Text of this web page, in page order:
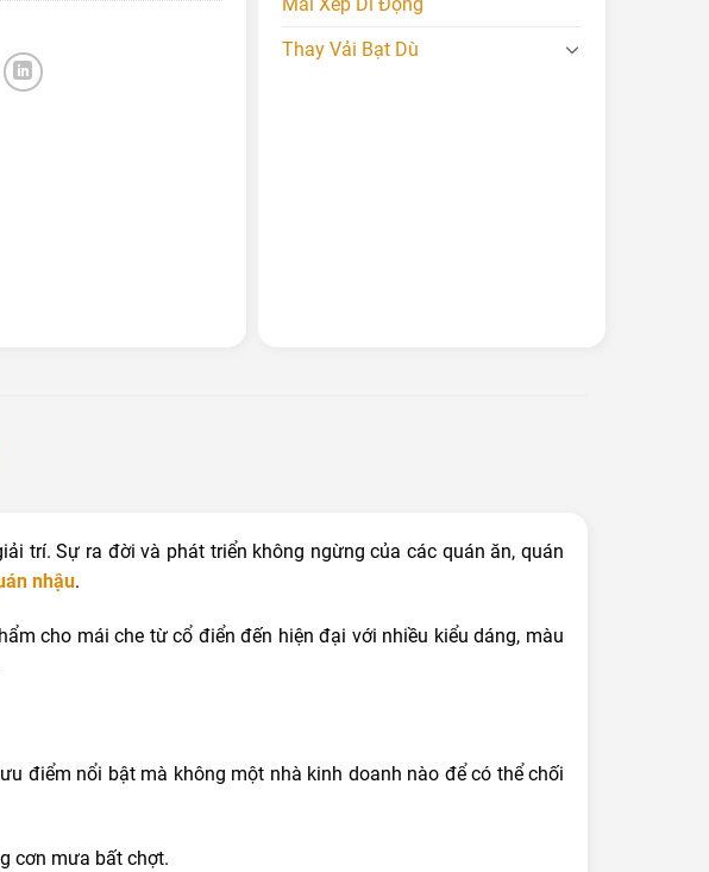
Thay Vải Bạt Dù
trí. Sự ra đời và phát triển không ngừng của các quán ăn, quán
nhậu.
cho mái che từ cổ điển đến hiện đại với nhiều kiểu dáng, màu
điểm nổi bật mà không một nhà kinh doanh nào để có thể chối
cơn mưa bất chợt.